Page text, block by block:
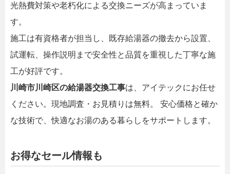
光熱費対策や老朽化による交換ニーズが高まっていま
す。
施工は有資格者が担当し、既存給湯器の撤去から設置、
試運転、操作説明まで安全性と品質を重視した丁寧な施
工が好評です。
川崎市川崎区の給湯器交換工事は、アイテックにお任せ
ください。現地調査・お見積りは無料。 安心価格と確か
な技術で、快適なお湯のある暮らしをサポートします。
お得なセール情報も